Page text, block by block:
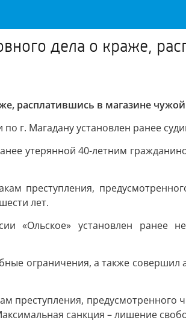
дела о краже,
расплатившись в магазине
г. Магадану установлен ранее
утерянной 40-летним
преступления,
лет.
«Ольское» установлен ранее
ограничения, а также совершил
преступления,
санкция – лишение